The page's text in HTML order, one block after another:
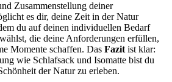
Zusammenstellung deiner
es dir, deine Zeit in der Natur
du auf deinen individuellen Bedarf
die deine Anforderungen erfüllen,
Momente schaffen. Das Fazit ist klar:
wie Schlafsack und Isomatte bist du
der Natur zu erleben.